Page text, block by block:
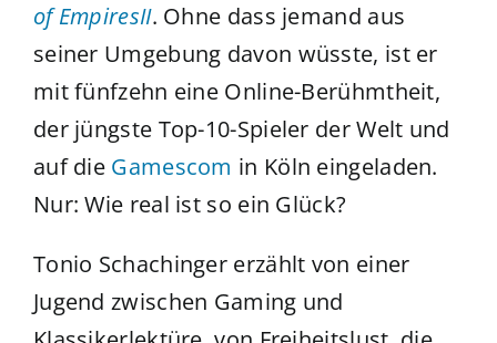
of EmpiresII. Ohne dass jemand aus
seiner Umgebung davon wüsste, ist er
mit fünfzehn eine Online-Berühmtheit,
der jüngste Top-10-Spieler der Welt und
auf die Gamescom in Köln eingeladen.
Nur: Wie real ist so ein Glück?
Tonio Schachinger erzählt von einer
Jugend zwischen Gaming und